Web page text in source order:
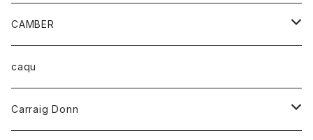
カードホルダー
カーディガン
ボトム
オーバーオール
ショートパンツ
レディース
オーバーオール
グッズ
靴
CAMBER
トップス
ハーフスリーブTシャツ
caqu
Carraig Donn